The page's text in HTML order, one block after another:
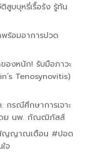
สูบบุหรี่เรื้อรัง รู้ทัน
ร้อมอาการปวด
องหนัก! รับมือภาวะ
Tenosynovitis)
: กรณีศึกษาการเจาะ
โดย นพ. กัณฒิภัสส์
สัญญาณเตือน #ปอด
จ